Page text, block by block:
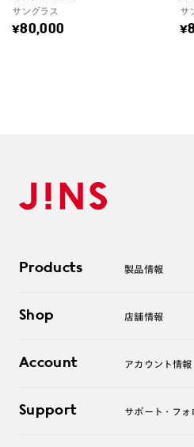
サングラス
¥80,000
サ
Products 製品情報
サングラス
コンタクトレンズ
アクセサリー
Shop 店舗情報
オンラインショップ
Account アカウント情報
ログアウト
Support サポート・フォ